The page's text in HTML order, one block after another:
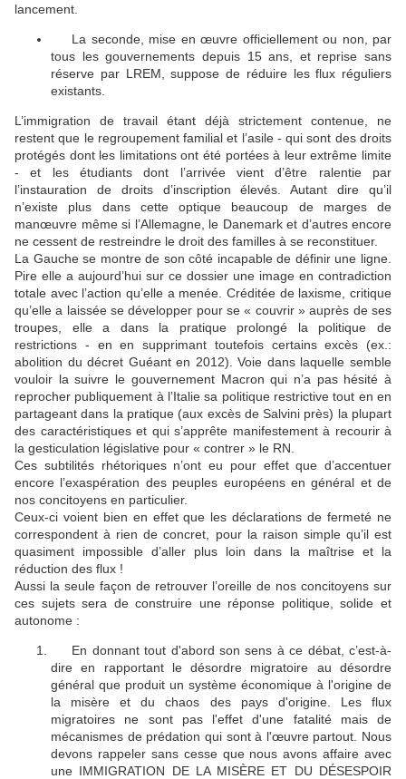
lancement.
La seconde, mise en œuvre officiellement ou non, par
tous les gouvernements depuis 15 ans, et reprise sans
réserve par LREM, suppose de réduire les flux réguliers
existants.
L’immigration de travail étant déjà strictement contenue, ne
restent que le regroupement familial et l’asile - qui sont des droits
protégés dont les limitations ont été portées à leur extrême limite
- et les étudiants dont l’arrivée vient d’être ralentie par
l’instauration de droits d’inscription élevés. Autant dire qu’il
n’existe plus dans cette optique beaucoup de marges de
manœuvre même si l’Allemagne, le Danemark et d’autres encore
ne cessent de restreindre le droit des familles à se reconstituer.
La Gauche se montre de son côté incapable de définir une ligne.
Pire elle a aujourd’hui sur ce dossier une image en contradiction
totale avec l’action qu’elle a menée. Créditée de laxisme, critique
qu’elle a laissée se développer pour se « couvrir » auprès de ses
troupes, elle a dans la pratique prolongé la politique de
restrictions - en en supprimant toutefois certains excès (ex.:
abolition du décret Guéant en 2012). Voie dans laquelle semble
vouloir la suivre le gouvernement Macron qui n’a pas hésité à
reprocher publiquement à l’Italie sa politique restrictive tout en en
partageant dans la pratique (aux excès de Salvini près) la plupart
des caractéristiques et qui s’apprête manifestement à recourir à
la gesticulation législative pour « contrer » le RN.
Ces subtilités rhétoriques n’ont eu pour effet que d’accentuer
encore l’exaspération des peuples européens en général et de
nos concitoyens en particulier.
Ceux-ci voient bien en effet que les déclarations de fermeté ne
correspondent à rien de concret, pour la raison simple qu’il est
quasiment impossible d’aller plus loin dans la maîtrise et la
réduction des flux !
Aussi la seule façon de retrouver l’oreille de nos concitoyens sur
ces sujets sera de construire une réponse politique, solide et
autonome :
En donnant tout d'abord son sens à ce débat, c’est-à-
dire en rapportant le désordre migratoire au désordre
général que produit un système économique à l'origine de
la misère et du chaos des pays d'origine. Les flux
migratoires ne sont pas l'effet d'une fatalité mais de
mécanismes de prédation qui sont à l'œuvre partout. Nous
devons rappeler sans cesse que nous avons affaire avec
une IMMIGRATION DE LA MISÈRE ET DU DÉSESPOIR